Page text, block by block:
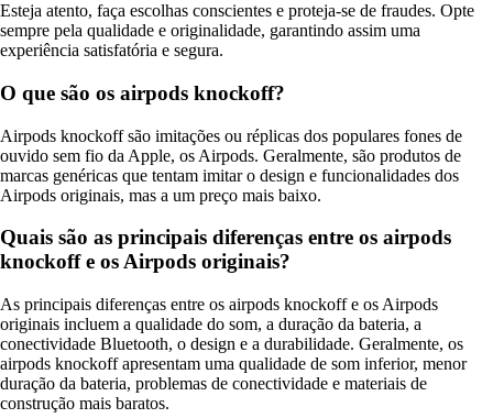
Esteja atento, faça escolhas conscientes e proteja-se de fraudes. Opte
sempre pela qualidade e originalidade, garantindo assim uma
experiência satisfatória e segura.
O que são os airpods knockoff?
Airpods knockoff são imitações ou réplicas dos populares fones de
ouvido sem fio da Apple, os Airpods. Geralmente, são produtos de
marcas genéricas que tentam imitar o design e funcionalidades dos
Airpods originais, mas a um preço mais baixo.
Quais são as principais diferenças entre os airpods
knockoff e os Airpods originais?
As principais diferenças entre os airpods knockoff e os Airpods
originais incluem a qualidade do som, a duração da bateria, a
conectividade Bluetooth, o design e a durabilidade. Geralmente, os
airpods knockoff apresentam uma qualidade de som inferior, menor
duração da bateria, problemas de conectividade e materiais de
construção mais baratos.